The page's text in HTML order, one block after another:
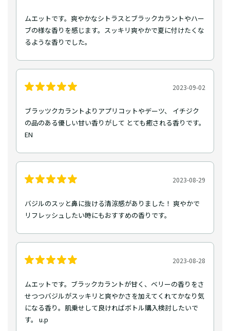
ムエットです。爽やかなシトラスとブラックカラントやハー
ブの様な香りを感じます。スッキリ爽やかで夏に付けたくな
るような香りでした。
2023-09-02
ブラッツクカラントよりアプリコットやデーツ、 イチジク
の品のある優しい甘い香りがして とても癒される香りです。
EN
2023-08-29
バジルのスッと鼻に抜ける清涼感がありました！ 爽やかで
リフレッシュしたい時にもおすすめの香りです。
2023-08-28
ムエットです。ブラックカラントが甘く、ベリーの香りをさ
せつつバジルがスッキリと爽やかさを加えてくれてかなり気
になる香り。肌乗せして良ければボトル購入検討したいで
す。 u.p